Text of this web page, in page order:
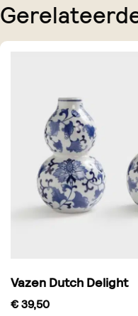
Vazen Dutch Delight
€39,50